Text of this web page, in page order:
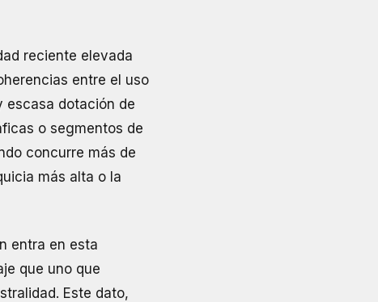
reciente elevada
entre el uso
escasa dotación de
o segmentos de
concurre más de
más alta o la
entra en esta
que uno que
Este dato,